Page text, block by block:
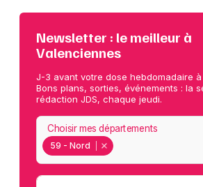
Newsletter : le meilleur à
Valenciennes
J-3 avant votre dose hebdomadaire
Bons plans, sorties, événements : la
rédaction JDS, chaque jeudi.
59 - Nord
Choisir mes départements